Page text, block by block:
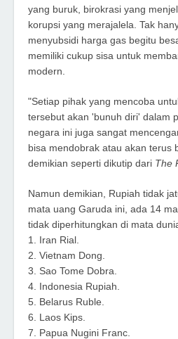
yang buruk, birokrasi yang
korupsi yang merajalela. Tak
menyubsidi harga gas begitu
memiliki cukup sisa untuk
modern.
"Setiap pihak yang mencoba
tersebut akan 'bunuh diri' dalam
negara ini juga sangat
bisa mendobrak atau akan terus
demikian seperti dikutip dari The
Namun demikian, Rupiah tidak
mata uang Garuda ini, ada 14
tidak diperhitungkan di mata
1. Iran Rial.
2. Vietnam Dong.
3. Sao Tome Dobra.
4. Indonesia Rupiah.
5. Belarus Ruble.
6. Laos Kips.
7. Papua Nugini Franc.